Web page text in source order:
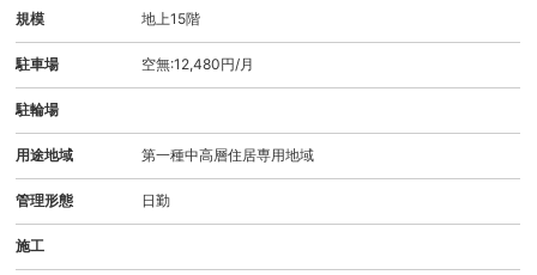
規模 地上15階
駐車場 空無:12,480円/月
駐輪場
用途地域 第一種中高層住居専用地域
管理形態 日勤
施工